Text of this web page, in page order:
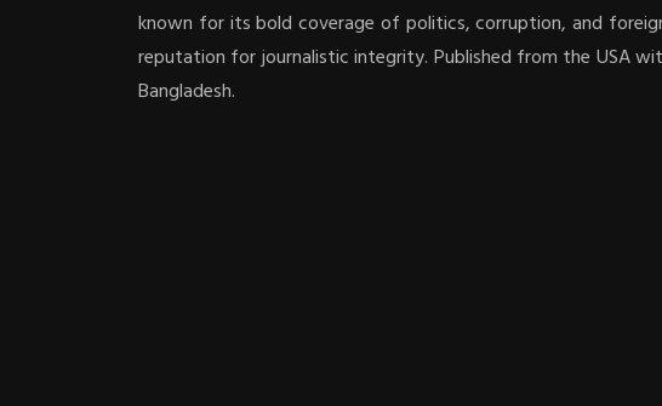
known for its bold coverage of politics, corruption, and
reputation for journalistic integrity. Published from the USA
Bangladesh.